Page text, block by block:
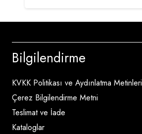
Bilgilendirme
KVKK Politikası ve Aydınlatma Metinleri
Çerez Bilgilendirme Metni
Teslimat ve İade
Kataloglar